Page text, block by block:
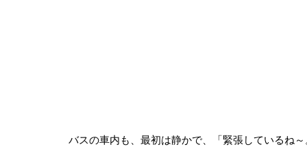
バスの車内も、最初は静かで、「緊張しているね